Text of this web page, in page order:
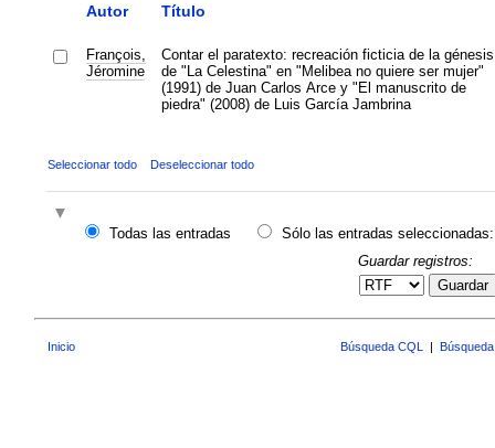
Autor Título
François,
Jéromine
Contar el paratexto: recreación ficticia de la génesis
de "La Celestina" en "Melibea no quiere ser mujer"
(1991) de Juan Carlos Arce y "El manuscrito de
piedra" (2008) de Luis García Jambrina
Seleccionar todo Deseleccionar todo
Todas las entradas
Sólo las entradas seleccionadas:
Guardar registros:
Guardar
Inicio Búsqueda CQL